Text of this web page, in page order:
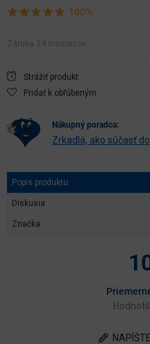
100%
Záruka 24 mesiacov
Strážiť produkt
Pridať k obľúbeným
nákupný poradca:
Zrkadlá, ako súčasť
Popis produktu
Diskusia
Značka